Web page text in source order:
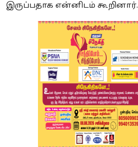
இருப்பதாக என்னிடம் கூறினார்.